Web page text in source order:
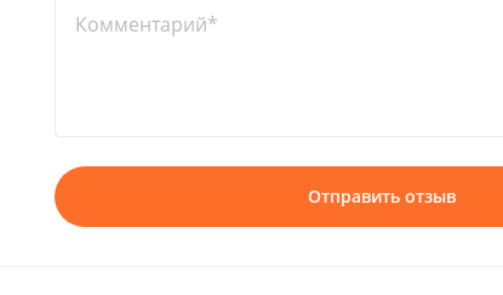
Комментарий*
Отправить отзыв